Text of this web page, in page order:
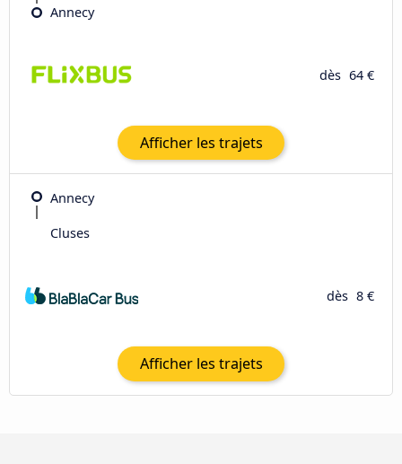
Annecy
dès 64 €
Afficher les trajets
Annecy
Cluses
dès 8 €
Afficher les trajets